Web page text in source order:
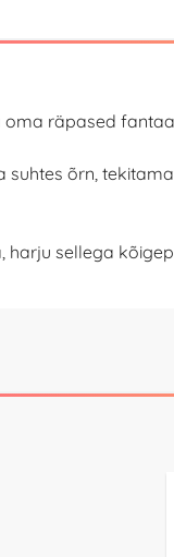
räpased
suhtes õrn,
harju sellega